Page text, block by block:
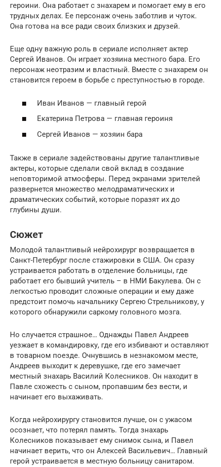
героини. Она работает с знахарем и помогает ему в его
трудных делах. Ее персонаж очень заботлив и чуток.
Она готова на все ради своих близких и друзей.
Еще одну важную роль в сериале исполняет актер
Сергей Иванов. Он играет хозяина местного бара. Его
персонаж неотразим и властный. Вместе с знахарем он
становится героем в борьбе с преступностью в городе.
Иван Иванов — главный герой
Екатерина Петрова — главная героиня
Сергей Иванов — хозяин бара
Также в сериале задействованы другие талантливые
актеры, которые сделали свой вклад в создание
неповторимой атмосферы. Перед экранами зрителей
развернется множество мелодраматических и
драматических событий, которые поразят их до
глубины души.
Сюжет
Молодой талантливый нейрохирург возвращается в
Санкт-Петербург после стажировки в США. Он сразу
устраивается работать в отделение больницы, где
работает его бывший учитель – в НМИ Бакулева. Он с
легкостью проводит сложные операции и ему даже
предстоит помочь начальнику Сергею Стрельникову, у
которого обнаружили саркому головного мозга.
Но случается страшное… Однажды Павел Андреев
уезжает в командировку, где его избивают и оставляют
в товарном поезде. Очнувшись в незнакомом месте,
Андреев выходит к деревушке, где его замечает
местный знахарь Василий Колесников. Он находит в
Павле схожесть с сыном, пропавшим без вести, и
начинает его выхаживать.
Когда нейрохирургу становится лучше, он с ужасом
осознает, что потерял память. Тогда знахарь
Колесников показывает ему снимок сына, и Павел
начинает верить, что он Алексей Васильевич… Главный
герой устраивается в местную больницу санитаром.